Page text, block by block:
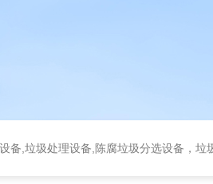
备,垃圾处理设备,陈腐垃圾分选设备，垃